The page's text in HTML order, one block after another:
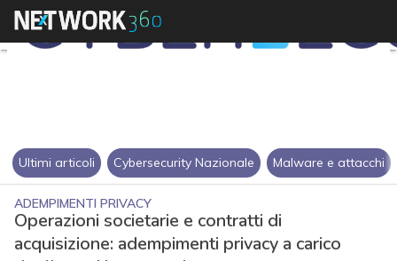
Ultimi articoli Cybersecurity Nazionale Malware e attacchi
ADEMPIMENTI PRIVACY
Operazioni societarie e contratti di
acquisizione: adempimenti privacy a carico